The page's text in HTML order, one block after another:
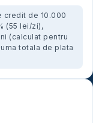
credit de 10.000
(55 lei/zi),
(calculat pentru
totala de plata